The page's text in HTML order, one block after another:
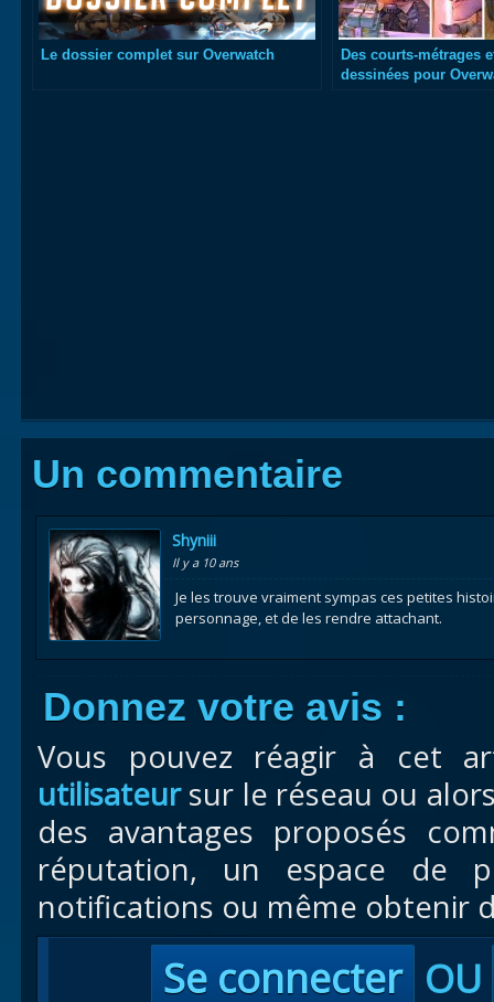
Le dossier complet sur Overwatch
Des courts-métrages
dessinées pour
Un commentaire
Shyniii
Il y a 10 ans
Je les trouve vraiment sympas ces petites
personnage, et de les rendre attachant.
Donnez votre avis :
Vous pouvez réagir à cet
utilisateursur le réseau ou
des avantages proposés
réputation, un espace de
notifications ou même obtenir
Se connecter OU